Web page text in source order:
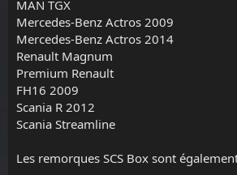
o
n
MAN TGX
Mercedes-Benz Actros 2009
Mercedes-Benz Actros 2014
Renault Magnum
Premium Renault
FH16 2009
Scania R 2012
Scania Streamline
Les remorques SCS Box sont